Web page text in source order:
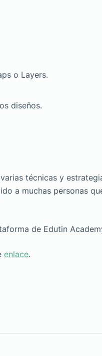
o Layers.
diseños.
técnicas y
a muchas personas
de Edutin
enlace.